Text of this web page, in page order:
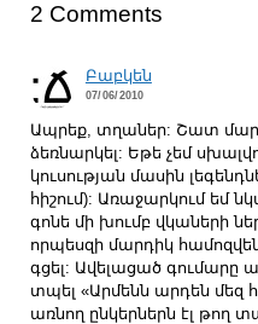
2 Comments
Բաբկեն
07/06/2010
Ապրեք, տղաներ: Շատ
ձեռնարկել: Եթե չեմ
կուսության մասին
հիշում): Առաջարկում եմ
գոնե մի խումբ վկաների
որպեսզի մարդիկ
գցել: Ավելացած գումարը
տպել «Արմենն արդեն մեզ
առնող ընկերներն էլ թող